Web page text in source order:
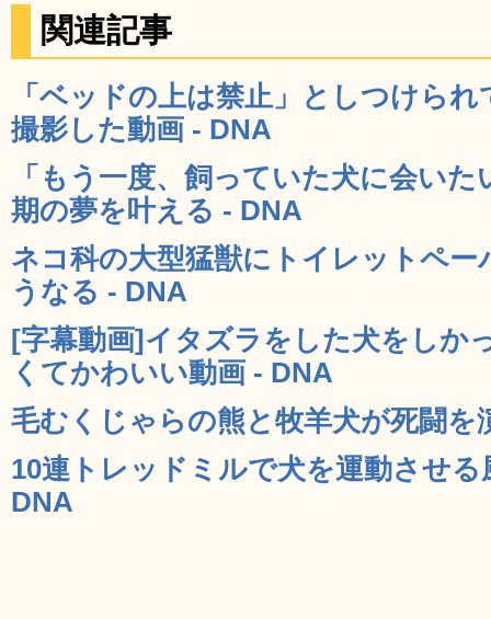
関連記事
「ベッドの上は禁止」としつけら
撮影した動画 - DNA
「もう一度、飼っていた犬に会い
期の夢を叶える - DNA
ネコ科の大型猛獣にトイレットペ
うなる - DNA
[字幕動画]イタズラをした犬をしか
くてかわいい動画 - DNA
毛むくじゃらの熊と牧羊犬が死闘を
10連トレッドミルで犬を運動させ
DNA